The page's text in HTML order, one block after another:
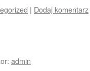
| Dodaj komentarz
admin